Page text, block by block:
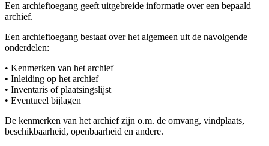
Een archieftoegang geeft uitgebreide informatie over een bepaald
archief.
Een archieftoegang bestaat over het algemeen uit de navolgende
onderdelen:
• Kenmerken van het archief
• Inleiding op het archief
• Inventaris of plaatsingslijst
• Eventueel bijlagen
De kenmerken van het archief zijn o.m. de omvang, vindplaats,
beschikbaarheid, openbaarheid en andere.